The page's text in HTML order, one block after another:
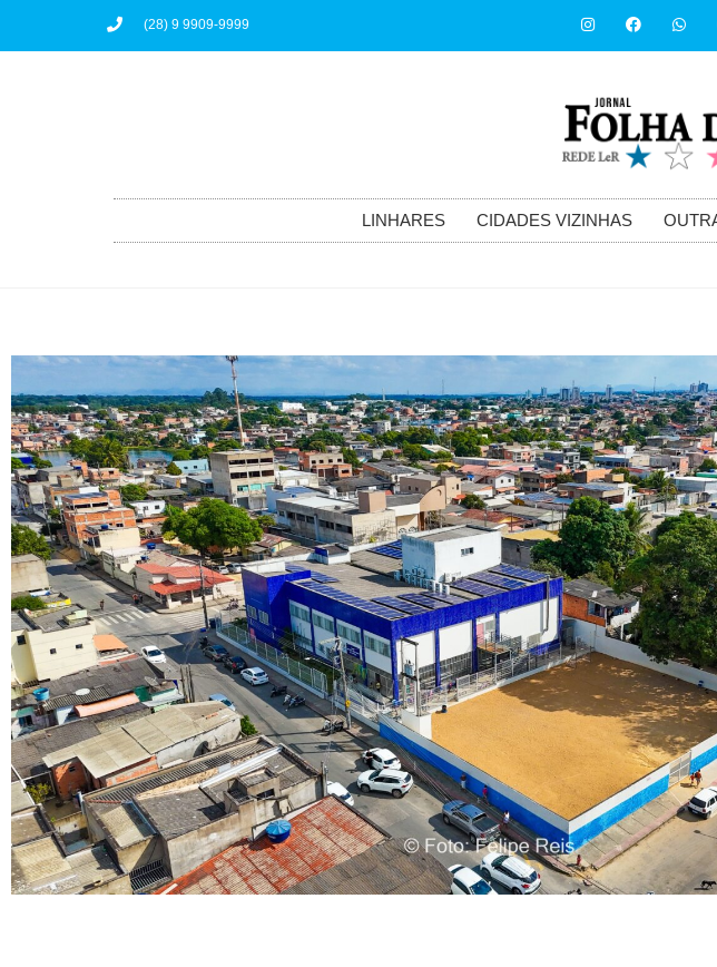
(28) 9 9909-9999
LINHARES CIDADES VIZINHAS